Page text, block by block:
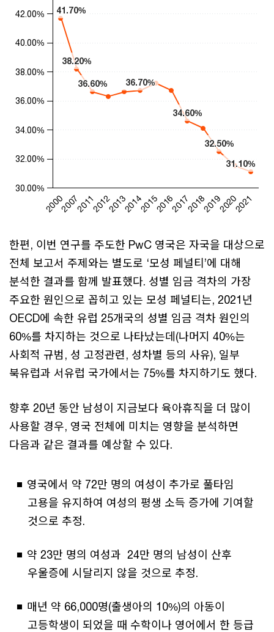
The chart has 1 X axis displaying categories.
The chart has 1 Y axis displaying values. Range: 30 to 44.
41.70%
41.70%
38.20%
38.20%
36.60%
36.60% 36.70%
36.70%
34.60%
34.60%
32.50%
32.50%
31.10%
31.10%
2000200720112012201320142015201620172018201920202021
30.00%
32.00%
34.00%
36.00%
38.00%
40.00%
42.00%
한편, 이번 연구를 주도한 PwC 영국은 자국을 대상으로
전체 보고서 주제와는 별도로 ‘모성 페널티’에 대해
분석한 결과를 함께 발표했다. 성별 임금 격차의 가장
주요한 원인으로 꼽히고 있는 모성 페널티는, 2021년
OECD에 속한 유럽 25개국의 성별 임금 격차 원인의
60%를 차지하는 것으로 나타났는데(나머지 40%는
사회적 규범, 성 고정관련, 성차별 등의 사유), 일부
북유럽과 서유럽 국가에서는 75%를 차지하기도 했다.
향후 20년 동안 남성이 지금보다 육아휴직을 더 많이
사용할 경우, 영국 전체에 미치는 영향을 분석하면
다음과 같은 결과를 예상할 수 있다.
영국에서 약 72만 명의 여성이 추가로 풀타임
고용을 유지하여 여성의 평생 소득 증가에 기여할
것으로 추정.
약 23만 명의 여성과 24만 명의 남성이 산후
우울증에 시달리지 않을 것으로 추정.
매년 약 66,000명(출생아의 10%)의 아동이
고등학생이 되었을 때 수학이나 영어에서 한 등급